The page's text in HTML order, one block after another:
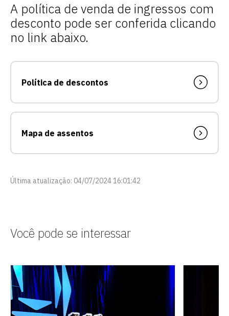
A política de venda de ingressos com
desconto pode ser conferida clicando
no link abaixo.
Política de descontos
Mapa de assentos
Última atualização: 04/07/2024 16:01:42
Você pode se interessar